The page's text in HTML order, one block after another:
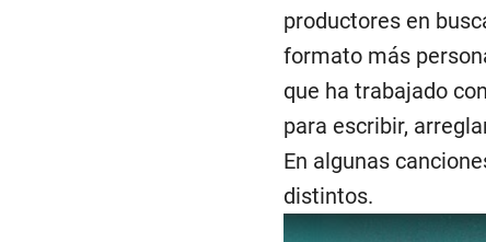
productores en
formato más
que ha trabajado
para escribir,
En algunas
distintos.